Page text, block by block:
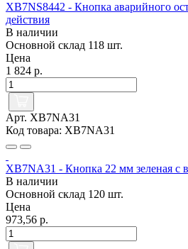
XB7NS8442 - Кнопка аварийного
действия
В наличии
Основной склад 118 шт.
Цена
1 824 р.
Арт. XB7NA31
Код товара: XB7NA31
XB7NA31 - Кнопка 22 мм зеленая с
В наличии
Основной склад 120 шт.
Цена
973,56 р.